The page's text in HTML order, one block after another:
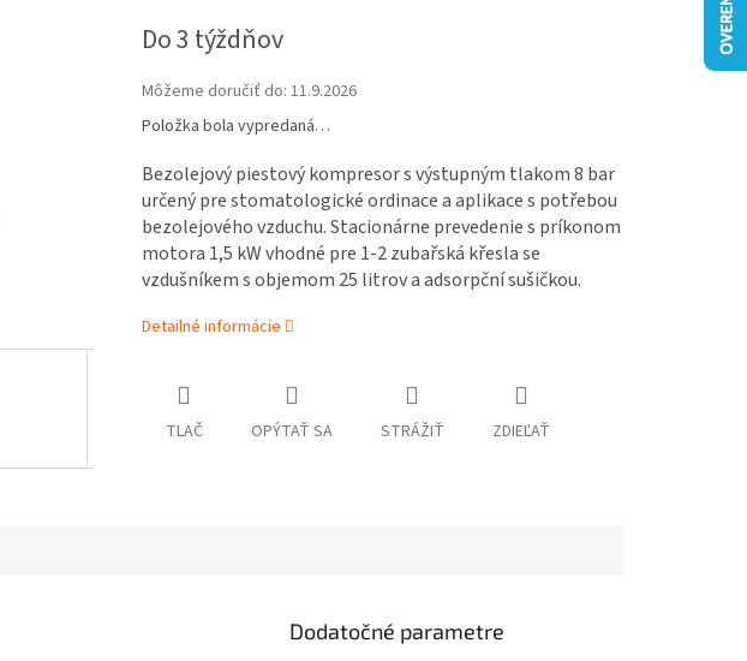
cena:
Do 3 týždňov
Môžeme doručiť do: 11.9.2026
Položka bola vypredaná…
Bezolejový piestový kompresor s výstupným tlakom 8 bar
určený pre stomatologické ordinace a aplikace s potřebou
bezolejového vzduchu. Stacionárne prevedenie s príkonom
motora 1,5 kW vhodné pre 1-2 zubařská křesla se
vzdušníkem s objemom 25 litrov a adsorpční sušičkou.
Detailné informácie
TLAČ OPÝTAŤ SA STRÁŽIŤ ZDIEĽAŤ
Dodatočné parametre